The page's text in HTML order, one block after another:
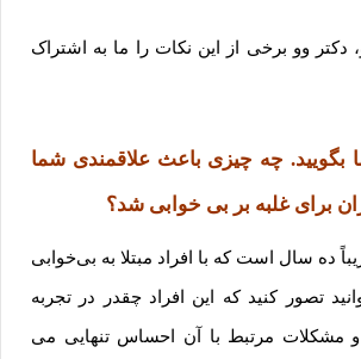
وو برخی از این نکات را ما به اشتراک
بگویید. چه چیزی باعث علاقمندی شما
برای غلبه بر بی خوابی شد؟
ده سال است که با افراد مبتلا به بی‌خوابی
تصور کنید که این افراد چقدر در تجربه
و مشکلات مرتبط با آن احساس تنهایی می